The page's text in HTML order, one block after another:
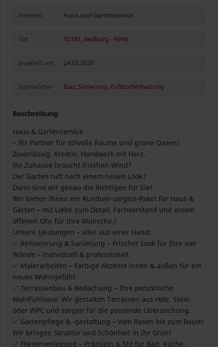
Inserent Haus und Gartenservice
Ort 50181, Bedburg - NRW
Inseriert am 24.02.2026
Suchwörter Bau, Sanierung, Fußbodenheizung
Beschreibung
Haus & Gartenservice
– Ihr Partner für stilvolle Räume und grüne Oasen!
Zuverlässig. Kreativ. Handwerk mit Herz.
Ihr Zuhause braucht frischen Wind?
Der Garten ruft nach einem neuen Look?
Dann sind wir genau die Richtigen für Sie!
Wir bieten Ihnen ein Rundum-sorglos-Paket für Haus &
Garten – mit Liebe zum Detail, Fachverstand und einem
offenen Ohr für Ihre Wünsche.!
Unsere Leistungen – alles aus einer Hand:
✅ Renovierung & Sanierung – Frischer Look für Ihre vier
Wände – individuell & professionell.
✅ Malerarbeiten – Farbige Akzente innen & außen für ein
neues Wohngefühl.
✅ Terrassenbau & Bedachung – Ihre persönliche
Wohlfühloase: Wir gestalten Terrassen aus Holz, Stein
oder WPC und sorgen für die passende Überdachung.
✅ Gartenpflege & -gestaltung – Vom Rasen bis zum Baum:
Wir bringen Struktur und Schönheit in Ihr Grün!
✅ Fliesenverlegung – Präzision & Stil für Bad, Küche,